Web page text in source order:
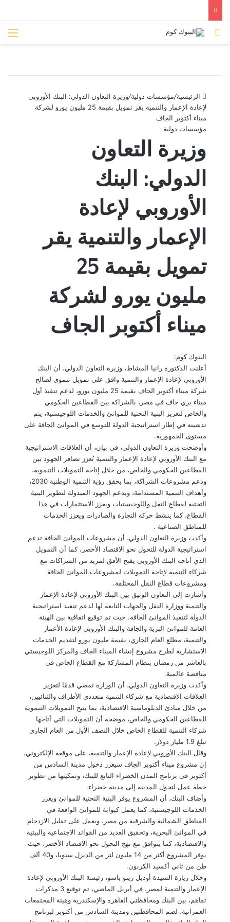
بحث عن
الرئيسية/مؤسسات دولية/وزيرة التعاون الدولي: البنك الأوروبي
لإعادة الإعمار والتنمية يقر تمويل بقيمة 25 مليون يورو لشركة
ميناء أكتوبر الجاف
مؤسسات دولية
وزيرة التعاون
الدولي: البنك
الأوروبي لإعادة
الإعمار والتنمية يقر
تمويل بقيمة 25
مليون يورو لشركة
ميناء أكتوبر الجاف
البنوك كوم:
أعلنت الدكتورة رانيا المشاط، وزيرة التعاون الدولي، أن البنك
الأوروبي لإعادة الإعمار والتنمية وافق على تمويل تنموي لصالح
شركة ميناء أكتوبر الجاف بقيمة 25 مليون يورو، لدعم تنفيذ أول
ميناء بري جاف في مصر، بالشراكة بين القطاعين الحكومي
والخاص لتعزيز البنية التحتية للموانئ والخدمات اللوجيستية، يتم
تدشينه في إطار استراتيجية الدولة للتوسع في الموانئ الجافة على
مستوى الجمهورية.
وأوضحت وزيرة التعاون الدولي، في بيان، أن العلاقات الاستراتيجية
مع البنك الأوروبي لإعادة الإعمار والتنمية تُعزز تضافر الجهود بين
القطاعين الحكومي والخاص، من خلال إتاحة التمويلات التنموية،
ودعم مشروعات الشراكة، بما يحقق رؤية التنمية الوطنية 2030،
وأهداف التنمية المستدامة، ويدعم الجهود المبذولة لتطوير البنية
التحتية لقطاع النقل واللوجيستيات ويعزز الاستثمارات في هذا
القطاع، كما ينشط حركة التجارة والصادرات ويعزز الخدمات
للمناطق الصناعية .
وأكدت وزيرة التعاون الدولي، أن مشروعات الموانئ الجافة تدعم
استراتيجية الدولة للتحول نحو الاقتصاد الأخضر، كما أن التمويل
الذي أتاحه البنك الأوروبي يفتح الأفق لمزيد من الشراكات مع
شركاء التنمية لإتاحة التمويلات لمشروعات الموانئ الجافة
ومشروعات قطاع النقل المختلفة.
وأشارت إلى التعاون الوثيق بين البنك الأوروبي لإعادة الإعمار
والتنمية ووزارة النقل والجهات التابعة لها لدعم تنفيذ استراتيجية
الدولة لتنفيذ الموانئ الجافة، حيث تم توقيع اتفاقية بين الهيئة
العامة للموانئ البرية والجافة والبنك الأوروبي لإعادة الأعمار
والتنمية، مطلع العام الجاري، بقيمة مليون يورو لتقديم الخدمات
الاستشارية لطرح مشروع إنشاء الميناء الجاف والمركز اللوجيستي
بالعاشر من رمضان بنظام المشاركة مع القطاع الخاص فى
مناقصة عالمية.
وأكدت وزيرة التعاون الدولي، أن الوزارة تمضي قدمًا لتعزيز
العلاقات الاقتصادية مع شركاء التنمية متعددي الأطراف والثنائيين،
من خلال مبادئ الدبلوماسية الاقتصادية، بما يتيح التمويلات التنموية
للقطاعين الحكومي والخاص، موضحة أن التمويلات التي أتاحها
شركاء التنمية للقطاع الخاص خلال النصف الأول من العام الجاري
تبلغ 1.9 مليار دولار.
وقال البنك الأوروبي لإعادة الإعمار والتنمية، على موقعه الإلكتروني،
إن مشروع ميناء أكتوبر الجاف سيعزز دخول مدينة السادس من
أكتوبر في برنامج المدن الخضراء التابع للبنك، وتمكينها من تطوير
خطة عمل لتحول المدينة إلى مدينة خضراء.
وأضاف البنك، أن المشروع يوفر البنية التحتية للموانئ ويعزز
الخدمات اللوجيستية، كما يعمل كبوابة للموانئ الواقعة في
المناطق الشمالية والشرقية من مصر، ويعمل على تقليل الازدحام
في الموانئ البحرية، وتحقيق العديد من الفوائد الاجتماعية والبيئية
والاقتصادية، كما يتوافق مع نهج التحول نحو الاقتصاد الأخضر، حيث
يوفر المشروع أكثر من 14 مليون لتر من الديزل سنويا، و40 ألف
طن من ثاني أكسيد الكربون.
وخلال زيارة السيدة أوديل رينو باسو، رئيسة البنك الأوروبي لإعادة
الإعمار والتنمية لمصر، في أبريل الماضي، تم توقيع 3 مذكرات
تفاهم، بين البنك ومحافظتي القاهرة والإسكندرية وهيئة المجتمعات
العمرانية، لضم المحافظتين ومدينة السادس من أكتوبر لبرنامج